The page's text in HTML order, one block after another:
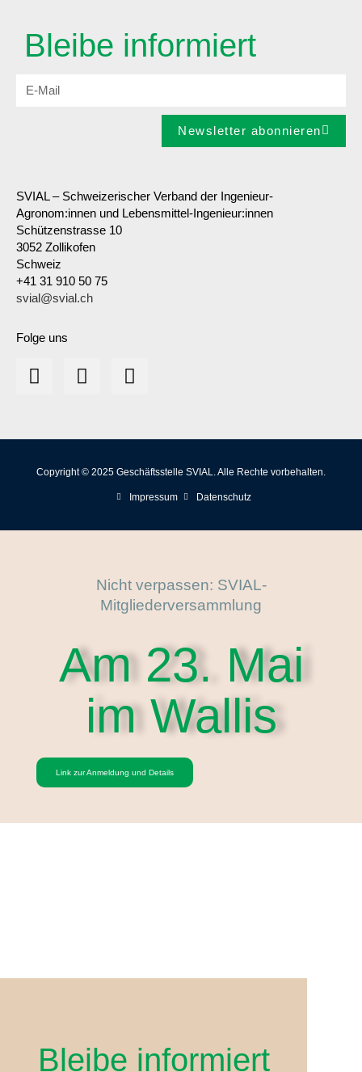
Bleibe informiert
Newsletter abonnieren
SVIAL – Schweizerischer Verband der Ingenieur-
Agronom:innen und Lebensmittel-Ingenieur:innen
Schützenstrasse 10
3052 Zollikofen
Schweiz
+41 31 910 50 75
svial@svial.ch
Folge uns
Copyright © 2025 Geschäftsstelle SVIAL. Alle Rechte vorbehalten.
Impressum Datenschutz
Nicht verpassen: SVIAL-
Mitgliederversammlung
Am 23. Mai
im Wallis
Link zur Anmeldung und Details
Bleibe informiert